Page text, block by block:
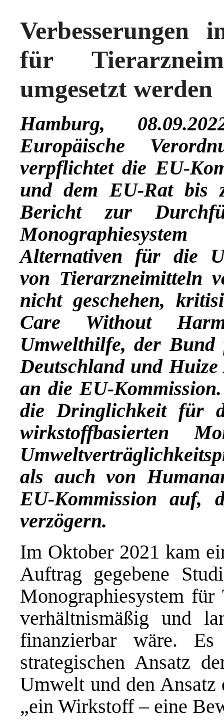
Verbesserungen
für
umgesetzt werden
Hamburg,
Europäische
verpflichtet die EU-
und dem EU-Rat bis
Bericht zur
Alternativen für die
von Tierarzneimitteln
nicht geschehen,
Care Without
Umwelthilfe, der
Deutschland und
an die EU-Kommission
die Dringlichkeit für
wirkstoffbasierten
als auch von
EU-Kommission auf,
verzögern.
Im Oktober 2021 kam
Auftrag gegebene
Monographiesystem
verhältnismäßig und
finanzierbar wäre.
strategischen Ansatz
Umwelt und den Ansatz
„ein Wirkstoff – eine